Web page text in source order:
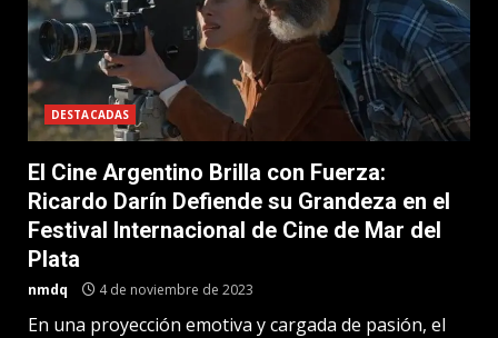
DESTACADAS
El Cine Argentino Brilla con Fuerza:
Ricardo Darín Defiende su Grandeza en el
Festival Internacional de Cine de Mar del
Plata
nmdq 4 de noviembre de 2023
En una proyección emotiva y cargada de pasión, el